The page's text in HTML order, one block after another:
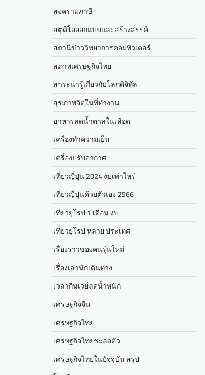
สงครามภาษี
สตูดิโอออกแบบและสร้างสรรค์
สถานีข่าววิทยาการคอมพิวเตอร์
สภาพเศรษฐกิจไทย
สาระน่ารู้เกี่ยวกับโลกดิจิทัล
สุขภาพจิตในที่ทำงาน
อาหารลดน้ำตาลในเลือด
เครื่องทำความเย็น
เครื่องปรับอากาศ
เที่ยวญี่ปุ่น 2024 งบเท่าไหร่
เที่ยวญี่ปุ่นด้วยตัวเอง 2566
เที่ยวยุโรป 1 เดือน งบ
เที่ยวยุโรป หลาย ประเทศ
เรื่องราวของคนรุ่นใหม่
เรื่องเล่านักเดินทาง
เวลากินเวย์ลดน้ำหนัก
เศรษฐกิจจีน
เศรษฐกิจไทย
เศรษฐกิจไทยชะลอตัว
เศรษฐกิจไทยในปัจจุบัน สรุป